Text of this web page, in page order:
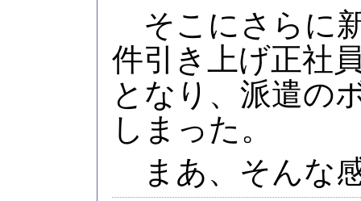
そこにさらに
件引き上げ正社
となり、派遣の
しまった。
まあ、そんな